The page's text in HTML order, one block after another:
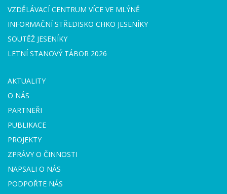
VZDĚLÁVACÍ CENTRUM VÍCE VE MLÝNĚ
INFORMAČNÍ STŘEDISKO CHKO JESENÍKY
SOUTĚŽ JESENÍKY
LETNÍ STANOVÝ TÁBOR 2026
AKTUALITY
O NÁS
PARTNEŘI
PUBLIKACE
PROJEKTY
ZPRÁVY O ČINNOSTI
NAPSALI O NÁS
PODPOŘTE NÁS